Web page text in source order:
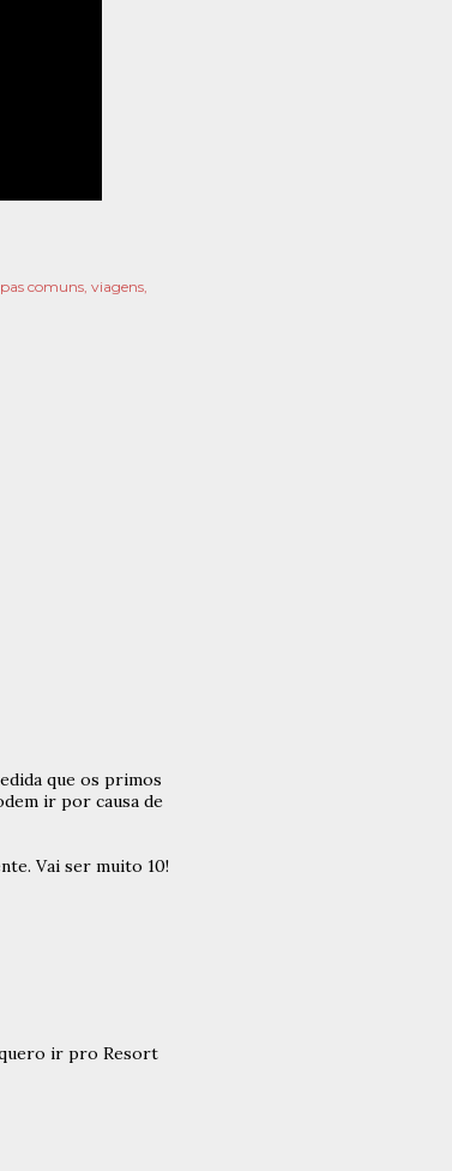
comuns viagens
que os primos
ir por causa de
Vai ser muito 10!
quero ir pro Resort